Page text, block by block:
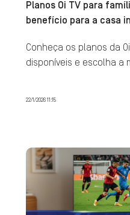
Planos Oi TV para
benefício para a casa
Conheça os planos da
disponíveis e escolha a
22/1/2026 11:15